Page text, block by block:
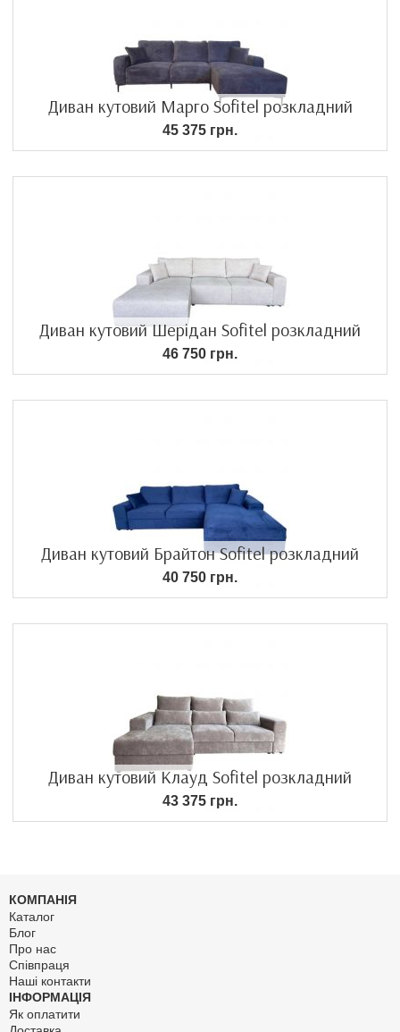
Диван кутовий Марго Sofitel розкладний
45 375 грн.
Диван кутовий Шерідан Sofitel розкладний
46 750 грн.
Диван кутовий Брайтон Sofitel розкладний
40 750 грн.
Диван кутовий Клауд Sofitel розкладний
43 375 грн.
КОМПАНІЯ
Каталог
Блог
Про нас
Співпраця
Наші контакти
ІНФОРМАЦІЯ
Як оплатити